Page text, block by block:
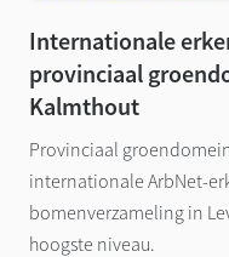
Internationale
provinciaal
Kalmthout
Provinciaal
internationale ArbNet-
bomenverzameling in
hoogste niveau.